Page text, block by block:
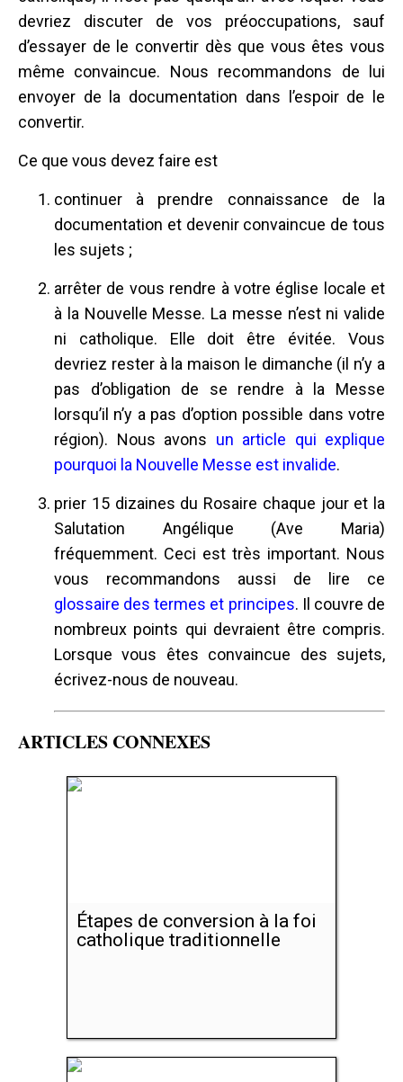
devriez discuter de vos préoccupations, sauf
d’essayer de le convertir dès que vous êtes vous
même convaincue. Nous recommandons de lui
envoyer de la documentation dans l’espoir de le
convertir.
Ce que vous devez faire est
continuer à prendre connaissance de la
documentation et devenir convaincue de tous
les sujets ;
arrêter de vous rendre à votre église locale et
à la Nouvelle Messe. La messe n’est ni valide
ni catholique. Elle doit être évitée. Vous
devriez rester à la maison le dimanche (il n’y a
pas d’obligation de se rendre à la Messe
lorsqu’il n’y a pas d’option possible dans votre
région). Nous avons un article qui explique
pourquoi la Nouvelle Messe est invalide.
prier 15 dizaines du Rosaire chaque jour et la
Salutation Angélique (Ave Maria)
fréquemment. Ceci est très important. Nous
vous recommandons aussi de lire ce
glossaire des termes et principes. Il couvre de
nombreux points qui devraient être compris.
Lorsque vous êtes convaincue des sujets,
écrivez-nous de nouveau.
ARTICLES CONNEXES
Étapes de conversion à la foi
catholique traditionnelle